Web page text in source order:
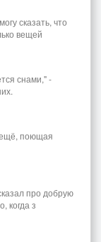
сказать, что
вещей
снами," -
ещё, поющая
про добрую
когда з